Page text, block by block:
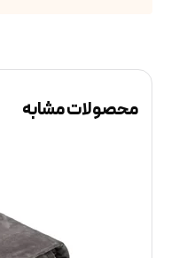
محصولات مشابه